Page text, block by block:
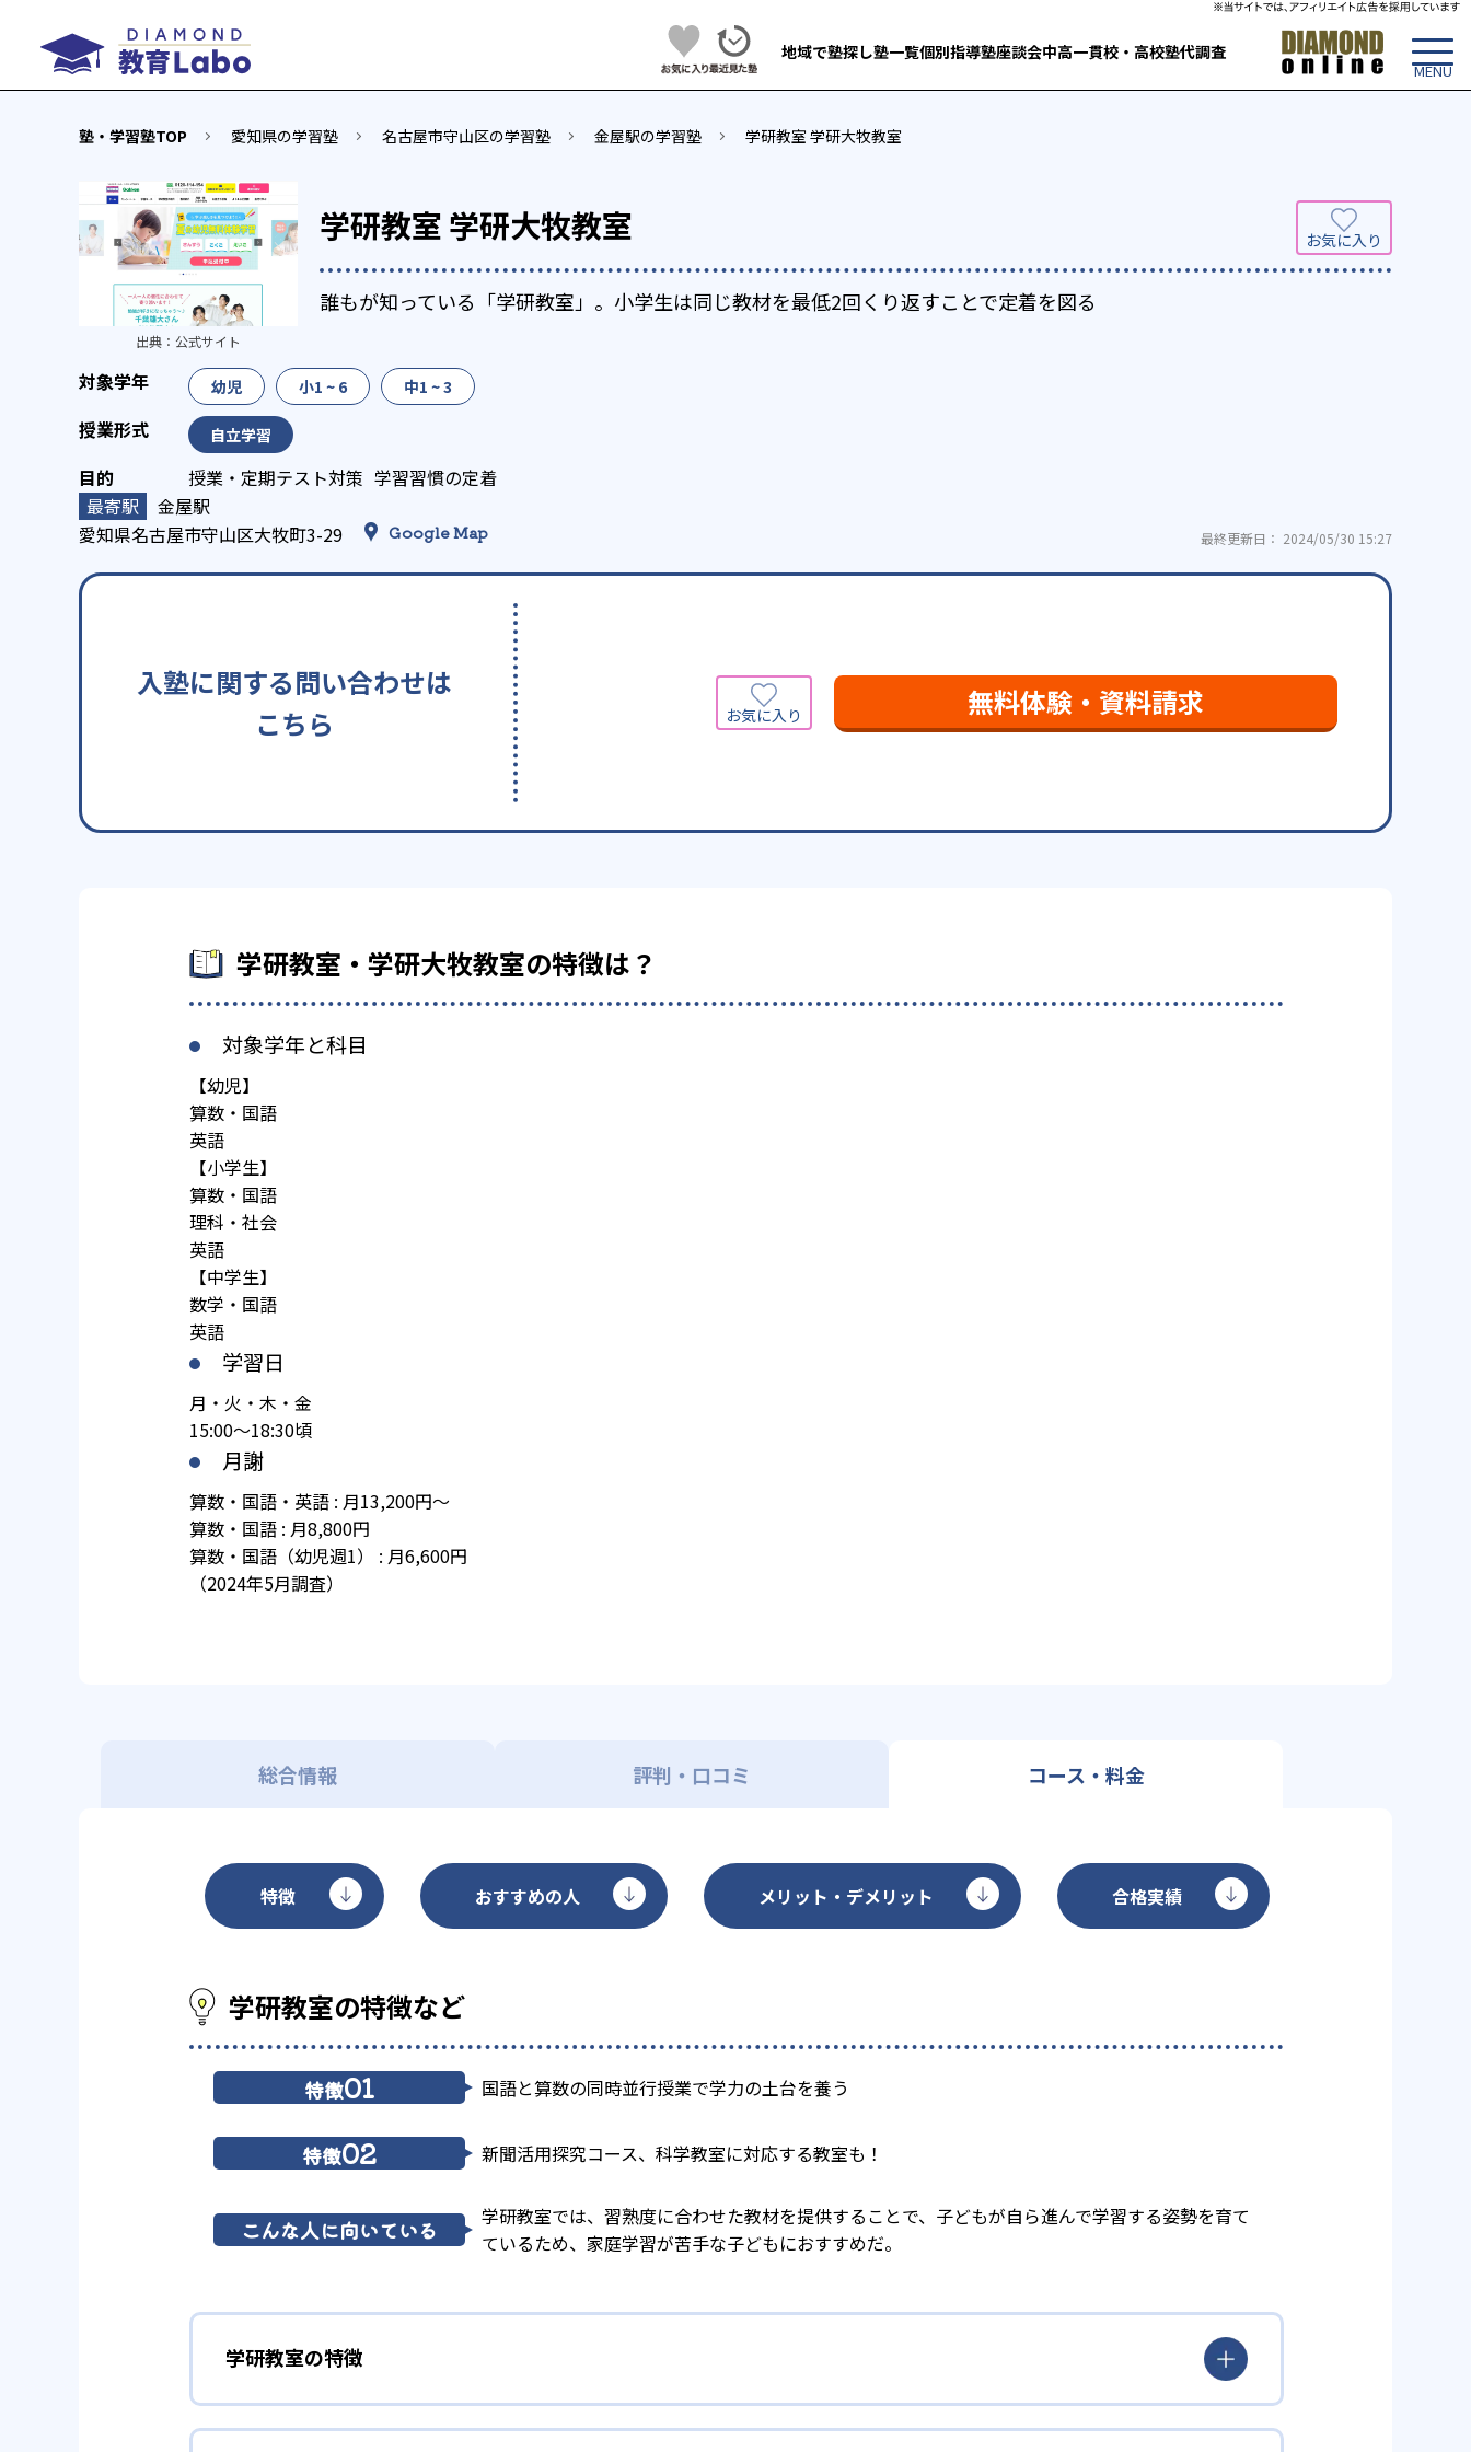
地域で塾探し塾一覧個別指導塾座談会中高一貫校・高校塾代調査
塾・学習塾TOP 愛知県の学習塾 名古屋市守山区の学習塾 金屋駅の学習塾 学研教室 学研大牧教室
学研教室 学研大牧教室
誰もが知っている「学研教室」。小学生は同じ教材を最低2回くり返すことで定着を図る
出典： 公式サイト
幼児 小1 ~ 6 中1 ~ 3
自立学習
授業・定期テスト対策 学習習慣の定着
金屋駅
愛知県名古屋市守山区大牧町3-29
Google Map 最終更新日： 2024/05/30 15:27
入塾に関する問い合わせは
こちら
無料体験・資料請求
学研教室・学研大牧教室の特徴は？
対象学年と科目
【幼児】
算数・国語
英語
【小学生】
算数・国語
理科・社会
英語
【中学生】
数学・国語
英語
学習日
月・火・木・金
15:00～18:30頃
月謝
算数・国語・英語 : 月13,200円～
算数・国語 : 月8,800円
算数・国語（幼児週1） : 月6,600円
（2024年5月調査）
総合情報 評判・口コミ コース・料金
特徴 おすすめの人 メリット・デメリット 合格実績
学研教室の特徴など
特徴01 国語と算数の同時並行授業で学力の土台を養う
特徴02 新聞活用探究コース、科学教室に対応する教室も！
こんな人に向いている
学研教室では、習熟度に合わせた教材を提供することで、子どもが自ら進んで学習する姿勢を育て
ているため、家庭学習が苦手な子どもにおすすめだ。
学研教室の特徴
01 3歳から高校生まで「無学年方式」で個別指導